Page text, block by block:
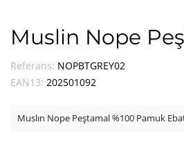
Muslin Nope
Referans: NOPBTGREY02
EAN13: 202501092
Muslın Nope Peştamal %100 Pamuk